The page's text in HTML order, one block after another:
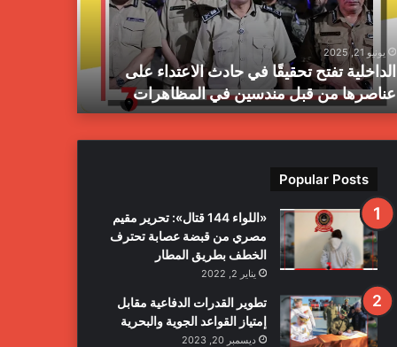
يونيو 21, 2025
الداخلية تفتح تحقيقًا في حادث الاعتداء على
عناصرها من قبل مندسين في المظاهرات
Popular Posts
«اللواء 144 قتال»: تحرير مقيم
مصري من قبضة عصابة تحترف
الخطف بطريق المطار
يناير 2, 2022
تطوير القدرات الدفاعية مقابل
إمتياز القواعد الجوية والبحرية
ديسمبر 20, 2023